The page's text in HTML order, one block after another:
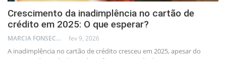
Crescimento da inadimplência no cartão de
crédito em 2025: O que esperar?
MARCIA FONSECA - FINANCIAL CONSULTANT fev 9, 2026
A inadimplência no cartão de crédito cresceu em 2025, apesar do